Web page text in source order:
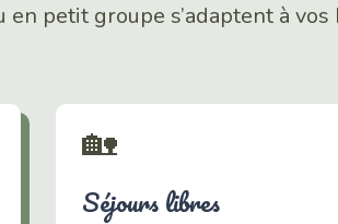
petit groupe s’adaptent à vos
🏡
Séjours libres